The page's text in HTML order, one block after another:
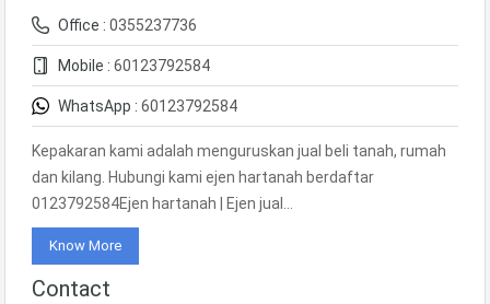
Office : 0355237736
Mobile : 60123792584
WhatsApp : 60123792584
Kepakaran kami adalah menguruskan jual beli tanah, rumah
dan kilang. Hubungi kami ejen hartanah berdaftar
0123792584Ejen hartanah | Ejen jual…
Know More
Contact